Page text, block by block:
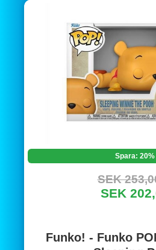
Spara: 20%
SEK
SEK
Funko! - Funko